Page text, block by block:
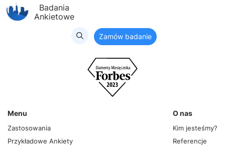
Badania
Ankietowe
Zamów badanie
Menu
Zastosowania
Przykładowe Ankiety
O nas
Kim jesteśmy?
Referencje